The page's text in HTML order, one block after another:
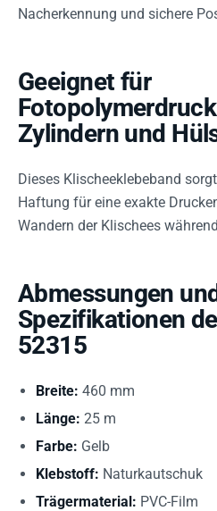
Nacherkennung und sichere
Geeignet für
Zylindern und
Dieses Klischeeklebeband
Haftung für eine exakte
Wandern der Klischees
Abmessungen
Spezifikationen
52315
Breite: 460 mm
Länge: 25 m
Farbe: Gelb
Klebstoff: Naturkautschuk
Trägermaterial: PVC-Film